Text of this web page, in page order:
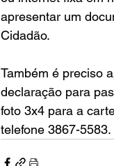
apresentar um
Cidadão.
Também é preciso
declaração para
foto 3x4 para a
telefone 3867-5583.